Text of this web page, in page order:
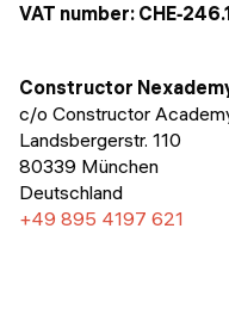
Generative KI
Python
KOSTENLOSE
Data Science
Veranstaltungen
Alumni
VAT number:
Constructor
c/o Constructor
Landsbergerstr. 110
80339 München
Deutschland
+49 895 4197 621